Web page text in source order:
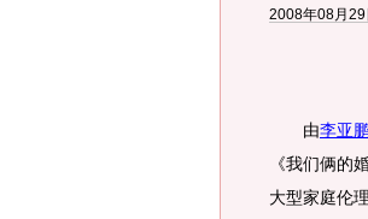
2008年08月29
由李亚
《我们俩的
大型家庭伦